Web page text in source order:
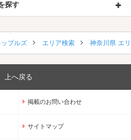
探す
プルズ エリア検索 神奈川県 エ
上へ戻る
掲載のお問い合わせ
サイトマップ